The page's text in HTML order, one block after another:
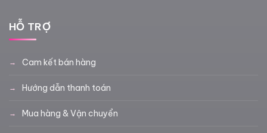
HỖ TRỢ
Cam kết bán hàng
Hướng dẫn thanh toán
Mua hàng & Vận chuyển